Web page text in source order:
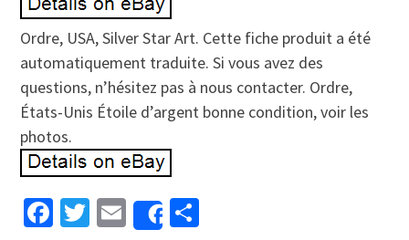
Ordre, USA, Silver Star Art. Cette fiche produit a été
automatiquement traduite. Si vous avez des
questions, n’hésitez pas à nous contacter. Ordre,
États-Unis Étoile d’argent bonne condition, voir les
photos.
Facebook
Twitter
EmailShare